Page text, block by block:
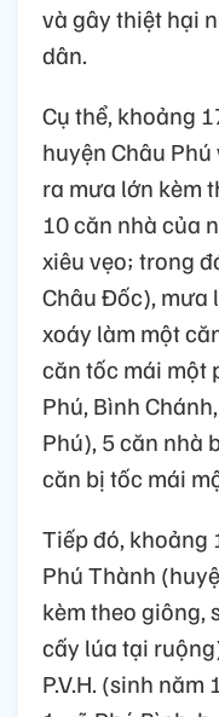
và gây thiệt hại
dân.
Cụ thể, khoảng
huyện Châu
ra mưa lớn kèm
10 căn nhà của
xiêu vẹo; trong
Châu Đốc), mưa
xoáy làm một
căn tốc mái một
Phú, Bình
Phú), 5 căn nhà
căn bị tốc mái
Tiếp đó, khoảng
Phú Thành
kèm theo giông,
cấy lúa tại
P.V.H. (sinh